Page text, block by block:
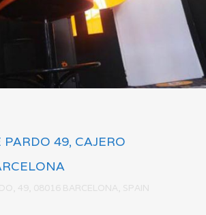
PARDO 49, CAJERO